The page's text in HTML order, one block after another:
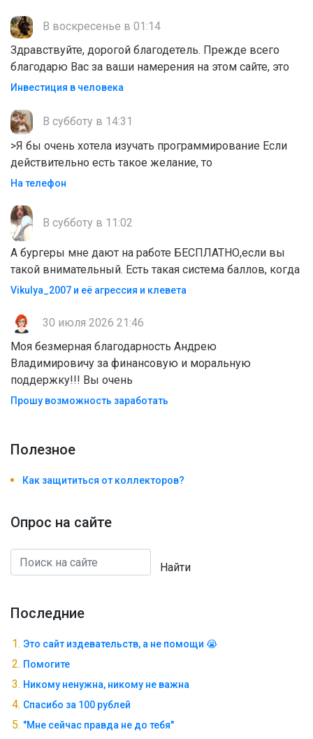
В воскресенье в 01:14
Здравствуйте, дорогой благодетель. Прежде всего
благодарю Вас за ваши намерения на этом сайте, это
Инвестиция в человека
В субботу в 14:31
>Я бы очень хотела изучать программирование Если
действительно есть такое желание, то
На телефон
В субботу в 11:02
А бургеры мне дают на работе БЕСПЛАТНО,если вы
такой внимательный. Есть такая система баллов, когда
Vikulya_2007 и её агрессия и клевета
30 июля 2026 21:46
Моя безмерная благодарность Андрею
Владимировичу за финансовую и моральную
поддержку!!! Вы очень
Прошу возможность заработать
Полезноe
Как защититься от коллекторов?
Опрос на сайте
Найти
Последние
Это сайт издевательств, а не помощи 😭
Помогите
Никому ненужна, никому не важна
Спасибо за 100 рублей
"Мне сейчас правда не до тебя"